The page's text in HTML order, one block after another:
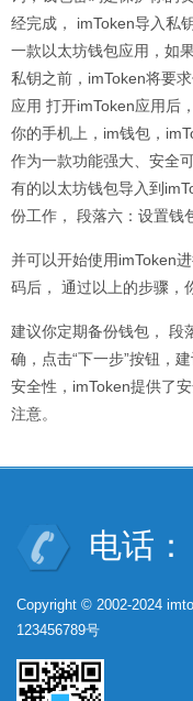
经完成， imToken导入私
一款以太坊钱包应用，如
私钥之前，imToken将要
应用 打开imToken应用后
你的手机上，im钱包，
作为一款功能强大、安全
有的以太坊钱包导入到
份工作， 段落六：设置钱
并可以开始使用imToken
码后， 通过以上的步骤，
建议你定期备份钱包， 段
确，点击“下一步”按钮，
安全性，imToken提供了
注意。
电话：
Copyright © 2002-2024
123456789号